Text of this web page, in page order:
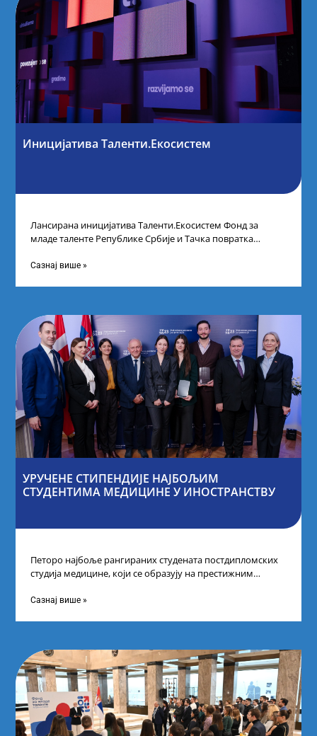
Иницијатива Таленти.Екосистем
Лансирана иницијатива Таленти.Екосистем Фонд за
младе таленте Републике Србије и Тачка повратка
догађају су се
Сазнај више »
УРУЧЕНЕ СТИПЕНДИЈЕ НАЈБОЉИМ
СТУДЕНТИМА МЕДИЦИНЕ У ИНОСТРАНСТВУ
Петоро најбоље рангираних студената постдипломских
студија медицине, који се образују на престижним
стипендије од
Сазнај више »